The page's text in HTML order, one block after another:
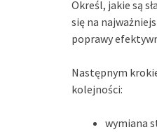
Określ, jakie są
się na
poprawy
Następnym
kolejności:
wymiana